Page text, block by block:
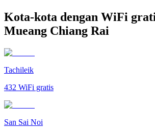
Kota-kota dengan WiFi
Mueang Chiang Rai
Tachileik
432 WiFi gratis
San Sai Noi